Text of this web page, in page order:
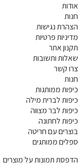
אודות
חנות
הצהרת נגישות
מדיניות פרטיות
תקנון אתר
שאלות ותשובות
צרו קשר
חנות
כיפות ממותגות
כיפות לברית מילה
כיפות לבר מצווה
כיפות לחתונה
בוצרים עם חריטה
ספלים ממותגים
הדפסת תמונות על מוצרים